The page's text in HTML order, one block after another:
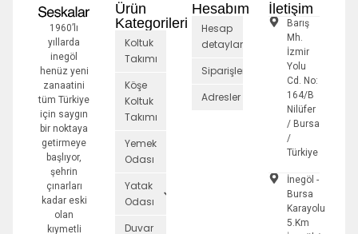
1960’lı
yıllarda
inegöl
henüz yeni
zanaatini
tüm Türkiye
için saygın
bir noktaya
getirmeye
başlıyor,
şehrin
çınarları
kadar eski
olan
kıymetli
Ürün
Kategorileri
Koltuk
Takımı
Köşe
Koltuk
Takımı
Yemek
Odası
Yatak
Odası
Duvar
Hesabım
Hesap
detayları
Siparişler
Adresler
İletişim
Barış
Mh.
İzmir
Yolu
Cd. No:
164/B
Nilüfer
/ Bursa
/
Türkiye
İnegöl -
Bursa
Karayolu
5.Km